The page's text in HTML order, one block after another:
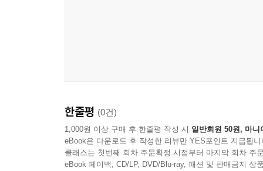
한줄평 (0건)
1,000원 이상 구매 후 한줄평 작성 시 일반회원 50원, 마니
eBook은 다운로드 후 작성한 리뷰만 YES포인트 지급됩니
클래스는 첫번째 회차 주문확정 시점부터 마지막 회차 주
eBook 페이백, CD/LP, DVD/Blu-ray, 패션 및 판매금지 상